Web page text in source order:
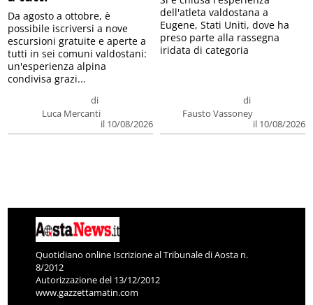
di
Luca Mercanti
il 10/08/2026
Da agosto a ottobre, è
possibile iscriversi a nove
escursioni gratuite e aperte a
tutti in sei comuni valdostani:
un'esperienza alpina
condivisa grazi...
di
Fausto Vassoney
il 10/08/2026
dell'atleta valdostana a
Eugene, Stati Uniti, dove ha
preso parte alla rassegna
iridata di categoria
Quotidiano online Iscrizione al Tribunale di Aosta n.
8/2012
Autorizzazione del 13/12/2012
www.gazzettamatin.com